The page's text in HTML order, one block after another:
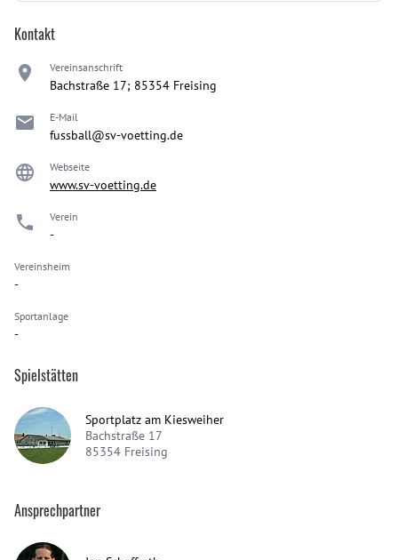
Kontakt
Vereinsanschrift
Bachstraße 17; 85354 Freising
E-Mail
fussball@sv-voetting.de
Webseite
www.sv-voetting.de
Verein
-
Vereinsheim
-
Sportanlage
-
Spielstätten
Sportplatz am Kiesweiher
Bachstraße 17
85354 Freising
Ansprechpartner